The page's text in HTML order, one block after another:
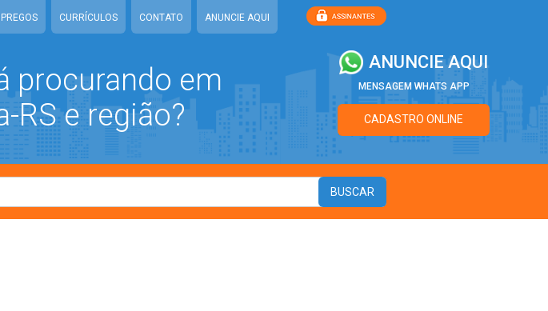
CURRÍCULOS CONTATO ANUNCIE AQUI
procurando em
e região?
ANUNCIE AQUI
MENSAGEM WHATS APP
CADASTRO ONLINE